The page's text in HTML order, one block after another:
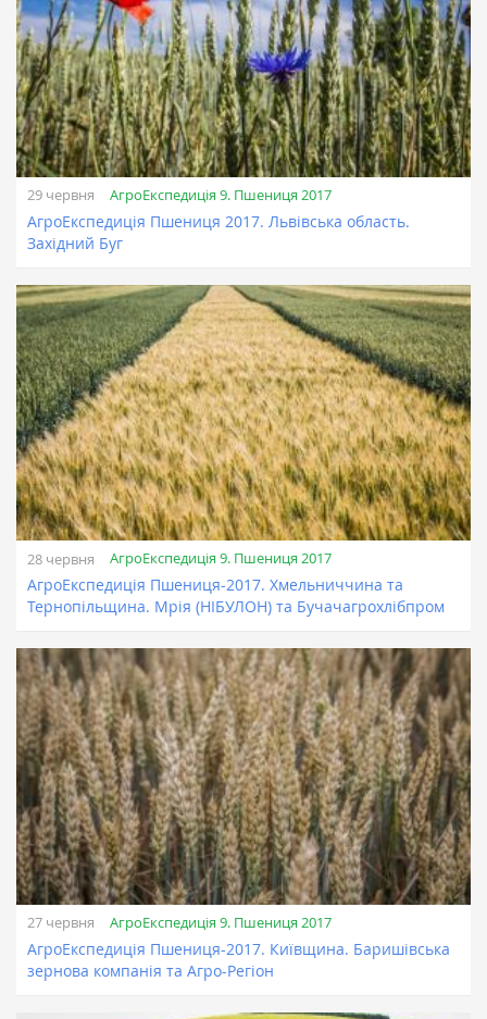
29 червня АгроЕкспедиція 9. Пшениця 2017
АгроЕкспедиція Пшениця 2017. Львівська область.
Західний Буг
28 червня АгроЕкспедиція 9. Пшениця 2017
АгроЕкспедиція Пшениця-2017. Хмельниччина та
Тернопільщина. Мрія (НІБУЛОН) та Бучачагрохлібпром
27 червня АгроЕкспедиція 9. Пшениця 2017
АгроЕкспедиція Пшениця-2017. Київщина. Баришівська
зернова компанія та Агро-Регіон